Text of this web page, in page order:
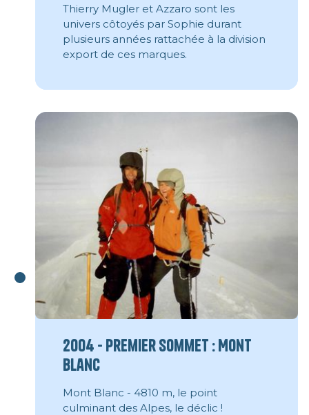
Thierry Mugler et Azzaro sont les
univers côtoyés par Sophie durant
plusieurs années rattachée à la division
export de ces marques.
2004 - Premier sommet : Mont
Blanc
Mont Blanc - 4810 m, le point
culminant des Alpes, le déclic !